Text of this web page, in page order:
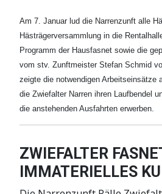
Am 7. Januar lud die Narrenzunft alle
Hästrägerversammlung in die
Programm der Hausfasnet sowie die
vom stv. Zunftmeister Stefan Schmid
zeigte die notwendigen Arbeitseinsätze
die Zwiefalter Narren ihren Laufbendel
die anstehenden Ausfahrten erwerben.
ZWIEFALTER
IMMATERIELLES